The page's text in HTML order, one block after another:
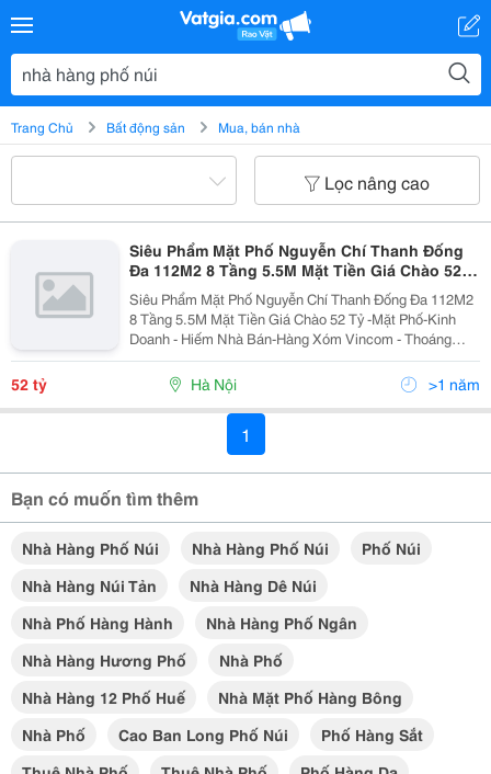
Trang Chủ Bất động sản Mua, bán nhà
Lọc nâng cao
Siêu Phẩm Mặt Phố Nguyễn Chí Thanh Đống
Đa 112M2 8 Tầng 5.5M Mặt Tiền Giá Chào 52
Tỷ
Siêu Phẩm Mặt Phố Nguyễn Chí Thanh Đống Đa 112M2
8 Tầng 5.5M Mặt Tiền Giá Chào 52 Tỷ -Mặt Phố-Kinh
Doanh - Hiếm Nhà Bán-Hàng Xóm Vincom - Thoáng
Trước Sau. - Ngôi Nhà Thiết Kế 8 Tầng Cầu Thang Giữa
. Thang Máy Hiện Tại Đang Cho Nhà Hàng Phố Núi...
52 tỷ Hà Nội >1 năm
1
Bạn có muốn tìm thêm
Nhà Hàng Phố Núi Nhà Hàng Phố Núi
Phố Núi
Nhà Hàng Núi Tản
Nhà Hàng Dê Núi
Nhà Phố Hàng Hành
Nhà Hàng Phố Ngân
Nhà Hàng Hương Phố
Nhà Phố
Nhà Hàng 12 Phố Huế
Nhà Mặt Phố Hàng Bông
Nhà Phố
Cao Ban Long Phố Núi
Phố Hàng Sắt